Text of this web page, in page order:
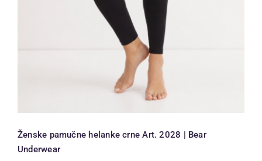
Ženske pamučne helanke crne Art. 2028 | Bear
Underwear